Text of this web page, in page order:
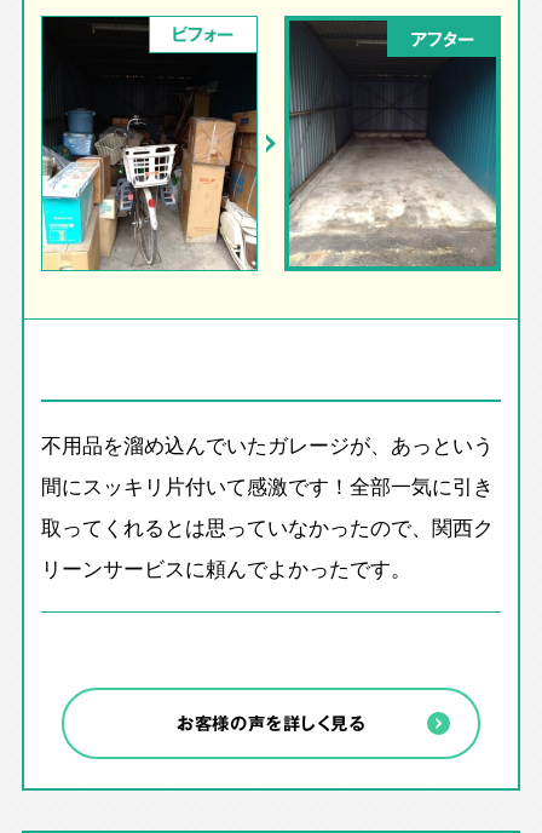
ビフォー アフター
不用品を溜め込んでいたガレージが、あっという
間にスッキリ片付いて感激です！全部一気に引き
取ってくれるとは思っていなかったので、関西ク
リーンサービスに頼んでよかったです。
お客様の声を詳しく見る